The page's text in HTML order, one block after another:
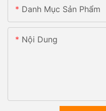
Danh Mục Sản Phẩm
Nội Dung